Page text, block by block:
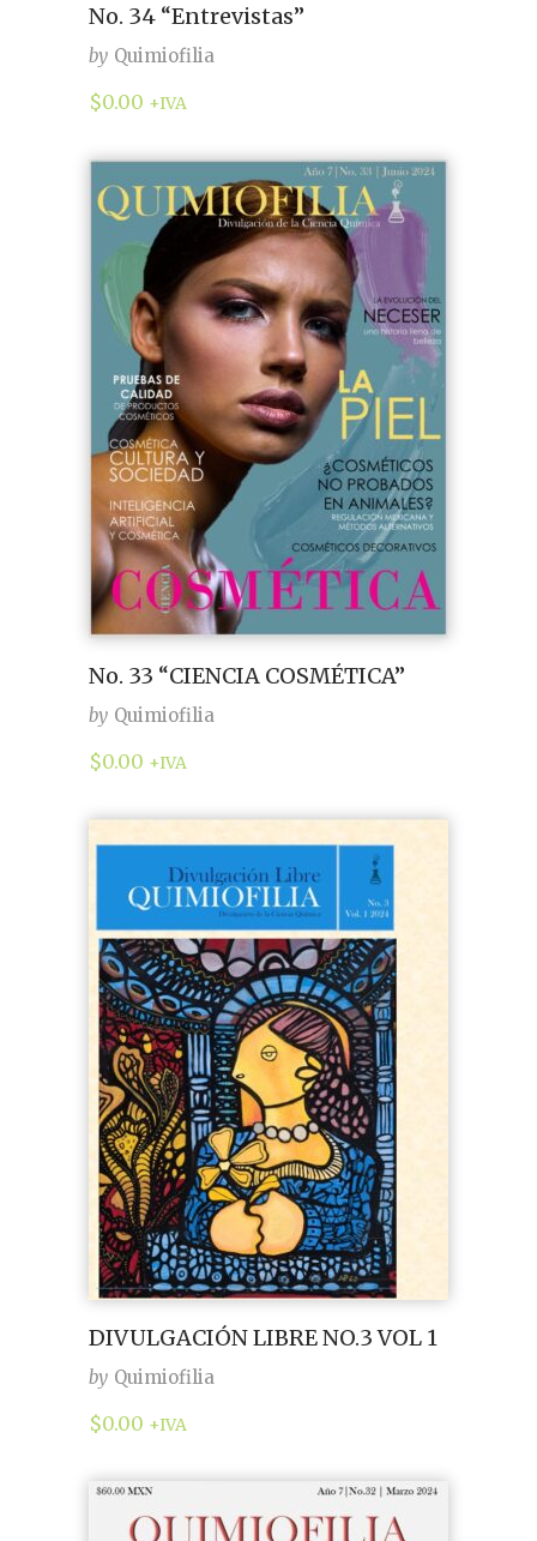
No. 34 “Entrevistas”
by Quimiofilia
$0.00 +IVA
No. 33 “CIENCIA COSMÉTICA”
by Quimiofilia
$0.00 +IVA
DIVULGACIÓN LIBRE NO.3 VOL 1
by Quimiofilia
$0.00 +IVA